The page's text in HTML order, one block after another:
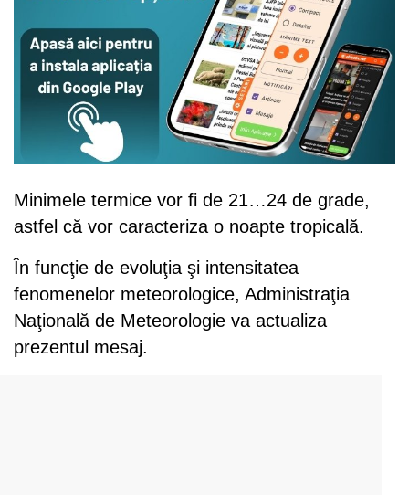
Minimele termice vor fi de 21…24 de grade,
astfel că vor caracteriza o noapte tropicală.
În funcţie de evoluţia şi intensitatea
fenomenelor meteorologice, Administraţia
Naţională de Meteorologie va actualiza
prezentul mesaj.